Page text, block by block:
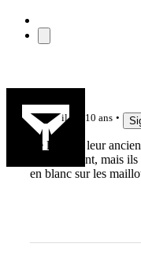
il y a 10 ans
Le logo de leur
normalement, mais
en blanc sur les